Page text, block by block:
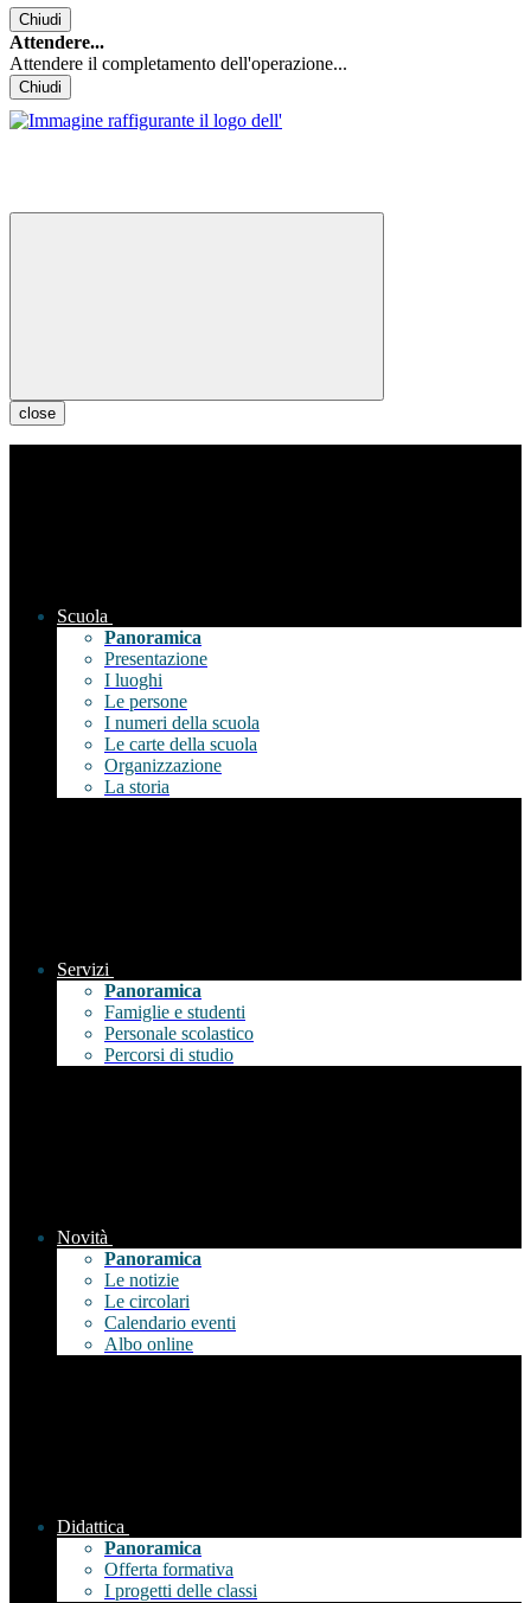
Chiudi
Attendere...
Attendere il completamento dell'operazione...
Chiudi
close
Scuola
Panoramica
Presentazione
I luoghi
Le persone
I numeri della scuola
Le carte della scuola
Organizzazione
La storia
Servizi
Panoramica
Famiglie e studenti
Personale scolastico
Percorsi di studio
Novità
Panoramica
Le notizie
Le circolari
Calendario eventi
Albo online
Didattica
Panoramica
Offerta formativa
I progetti delle classi